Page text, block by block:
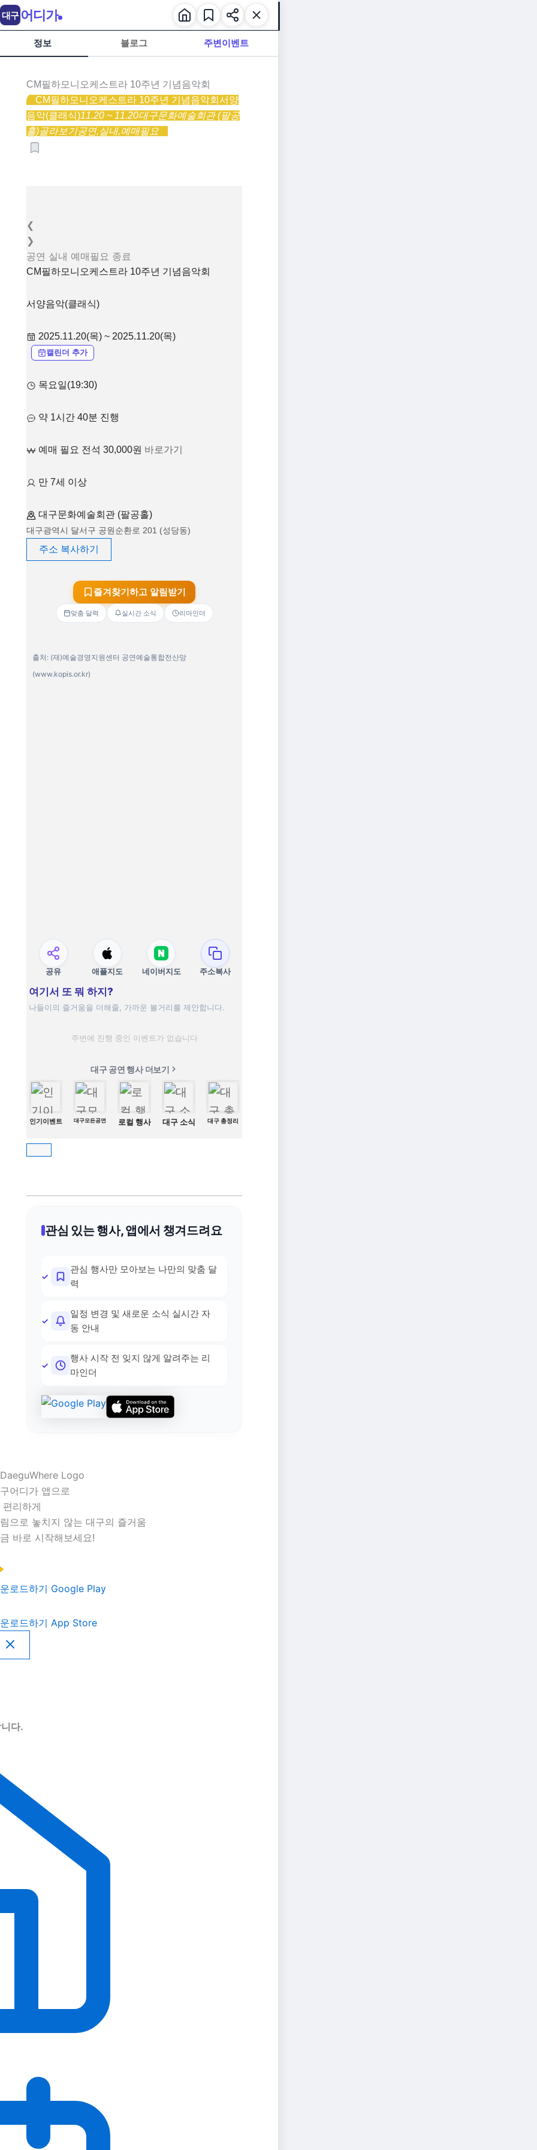
정보 블로그 주변이벤트
CM필하모니오케스트라 10주년 기념음악회
CM필하모니오케스트라 10주년 기념음악회 서양
음악(클래식)11.20 ~ 11.20대구문화예술회관 (팔공
홀)골라보기공연,실내,예매필요
❮
❯
공연 실내 예매필요 종료
CM필하모니오케스트라 10주년 기념음악회
서양음악(클래식)
2025.11.20(목) ~ 2025.11.20(목)
캘린더 추가
목요일(19:30)
약 1시간 40분 진행
예매 필요 전석 30,000원 바로가기
만 7세 이상
대구문화예술회관 (팔공홀)
대구광역시 달서구 공원순환로 201 (성당동)
주소 복사하기
즐겨찾기하고 알림받기
맞춤 달력 실시간 소식 리마인더
출처: (재)예술경영지원센터 공연예술통합전산망
(www.kopis.or.kr)
공유 애플지도 네이버지도 주소복사
여기서 또 뭐 하지?
나들이의 즐거움을 더해줄, 가까운 볼거리를 제안합니다.
주변에 진행 중인 이벤트가 없습니다
대구 공연 행사 더보기
인기이벤트 대구모든공연 로컬 행사 대구 소식 대구 총정리
관심 있는 행사, 앱에서 챙겨드려요
관심 행사만 모아보는 나만의 맞춤 달
력
일정 변경 및 새로운 소식 실시간 자
동 안내
행사 시작 전 잊지 않게 알려주는 리
마인더
대구 어디가
어디가 앱으로
편리하게
으로 놓치지 않는 대구의 즐거움
바로 시작해보세요!
로드하기 Google Play
로드하기 App Store
다.